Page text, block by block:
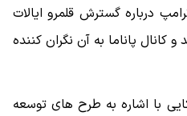
درباره گسترش قلمرو ایالات
و کانال پاناما به آن نگران کننده
با اشاره به طرح های توسعه